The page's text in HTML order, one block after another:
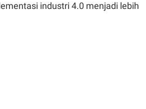
industri 4.0 menjadi lebih